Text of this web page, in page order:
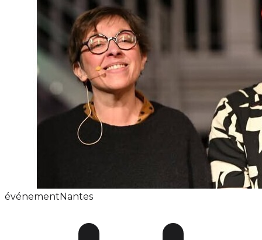
événementNantes